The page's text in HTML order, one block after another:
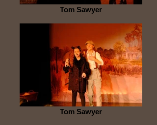
Tom Sawyer
Tom Sawyer